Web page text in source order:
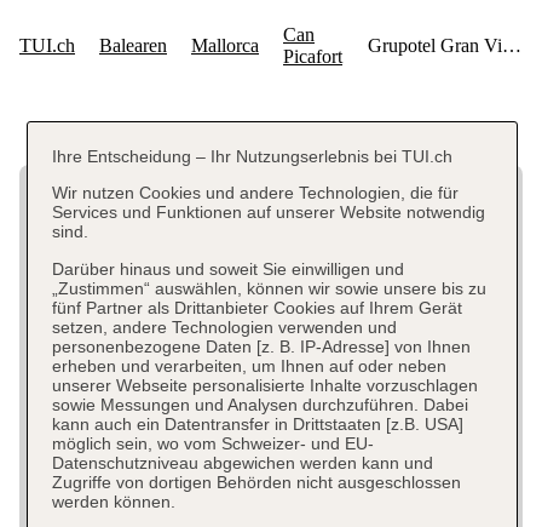
Ihre Entscheidung – Ihr Nutzungserlebnis bei TUI.ch
Wir nutzen Cookies und andere Technologien, die für
Services und Funktionen auf unserer Website notwendig
sind.
Darüber hinaus und soweit Sie einwilligen und
„Zustimmen“ auswählen, können wir sowie unsere bis zu
fünf Partner als Drittanbieter Cookies auf Ihrem Gerät
setzen, andere Technologien verwenden und
personenbezogene Daten [z. B. IP-Adresse] von Ihnen
erheben und verarbeiten, um Ihnen auf oder neben
unserer Webseite personalisierte Inhalte vorzuschlagen
sowie Messungen und Analysen durchzuführen. Dabei
kann auch ein Datentransfer in Drittstaaten [z.B. USA]
möglich sein, wo vom Schweizer- und EU-
Datenschutzniveau abgewichen werden kann und
Zugriffe von dortigen Behörden nicht ausgeschlossen
werden können.